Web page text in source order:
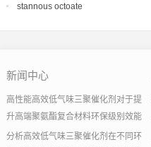
stannous octoate
新闻中心
高性能高效低气味三聚催化剂对于提
升高端聚氨酯复合材料环保级别效能
分析高效低气味三聚催化剂在不同环